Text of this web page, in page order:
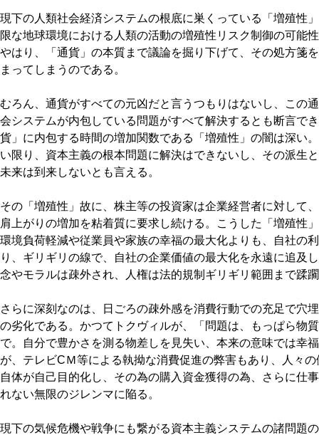
現下の人類社会経済システムの根底に巣くっている「増殖性
限な地球環境における人類の活動の増殖性リスク制御の可能
やはり、「通貨」の本質まで議論を掘り下げて、その処方箋
まってしまうのである。
むろん、通貨がすべての元凶だと言うつもりはないし、この
会システムが内包している問題がすべて解決するとも断言で
貨」に内包する時間の増加関数である「増殖性」の闇は深い
い限り、資本主義の根本問題に解決はできないし、その派生
未来は到来しないとも言える。
その「増殖性」故に、株主等の投資家は企業経営者に対して
肩上がりの増加を粘着質に要求し続ける。こうした「増殖性
環境負荷軽減や従業員や家族の幸福の最大化よりも、自社の
り、ギリギリの線で、自社の企業価値の最大化を永遠に追及
念やモラルは疎外され、人権は法的規制ギリギリ範囲まで蹂
さらに深刻なのは、日ごろの疎外感を消費行動での充足で穴
の劣化である。かつてトクヴィルが、「問題は、もっぱら物
で。自分で豊かさを測る物差しを見失い、本来の意味では幸
が、テレビCＭ等による執拗な消費促進の弊害もあり、人々
自体が自己目的化し、その為の購入資金獲得の為、さらに仕
れない無限のジレンマに陥る。
現下の気候危機や戦争にも繋がる資本主義システムの諸問題